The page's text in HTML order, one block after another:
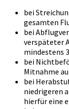
bei
gesamten
bei
verspäteter
mindestens
bei
Mitnahme
bei
niedrigeren
hierfür eine